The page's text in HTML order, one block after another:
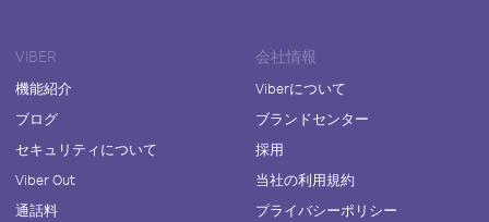
VIBER
機能紹介
ブログ
セキュリティについて
Viber Out
通話料
会社情報
Viberについて
ブランドセンター
採用
当社の利用規約
プライバシーポリシー